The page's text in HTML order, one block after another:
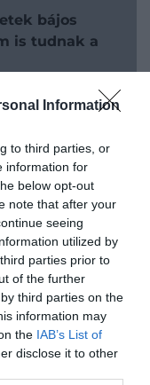
Information
to third parties, or
information for
below opt-out
note that after your
seeing
utilized by
parties prior to
of the further
third parties on the
information may
the IAB’s List of
disclose it to other
bájos
is tudnak a